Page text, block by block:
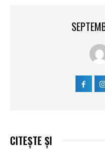
CITEȘTE ȘI